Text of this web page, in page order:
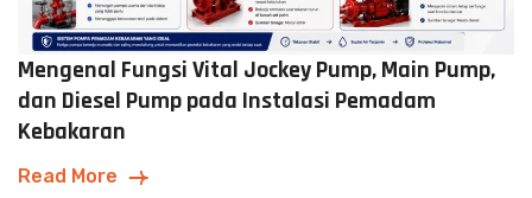
Mengenal Fungsi Vital Jockey Pump, Main Pump,
dan Diesel Pump pada Instalasi Pemadam
Kebakaran
Read More